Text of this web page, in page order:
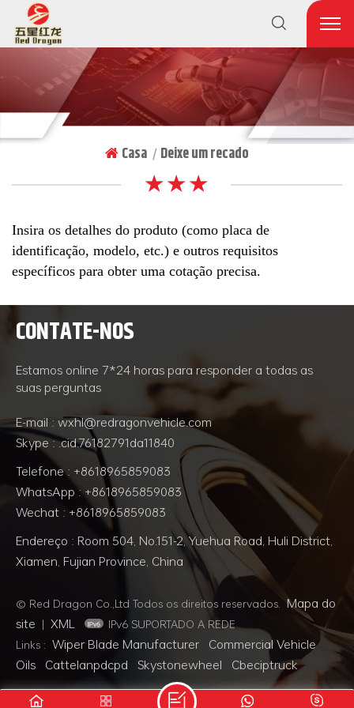
Casa | Deixe um recado
★ ★ ★
Insira os detalhes do produto (como placa de
identificação, modelo, etc.) e outros requisitos
específicos para obter uma cotação precisa.
CONTATE-NOS
Estamos online 7*24 horas para responder a todas as
suas perguntas
E-mail : wxhl@redragonvehicle.com
Skype : .cid.76182791da11840
Telefone : +8618965859083
WhatsApp : +8618965859083
Wechat : +8618965859083
Endereço : Room 504, No.151-2, Yuehua Road, Huli District,
Xiamen, Fujian Province, China
© Red Dragon Co.,Ltd Todos os direitos reservados. Mapa do
site | XML
IPv6 SUPORTADO A REDE
Links : Wiper Blade Manufacturer Commercial Vehicle
Oils Cattelanpdcpd Skystonewheel Cbeciptruck